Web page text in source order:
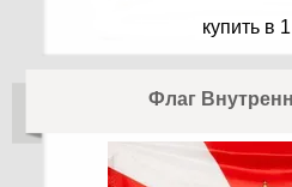
купить в
Флаг